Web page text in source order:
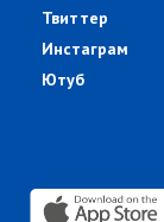
Твиттер
Инстаграм
Ютуб